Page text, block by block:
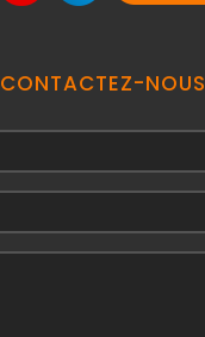
CONTACTEZ-NOUS